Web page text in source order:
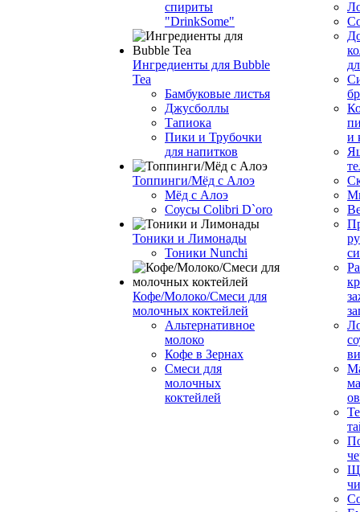
спириты
"DrinkSome"
Ингредиенты для Bubble
Tea
Бамбуковые листья
Джусболлы
Тапиока
Пики и Трубочки
для напитков
Топпинги/Мёд с Алоэ
Мёд с Алоэ
Соусы Colibri D`oro
Тоники и Лимонады
Тоники Nunchi
Кофе/Молоко/Смеси для
молочных коктейлей
Альтернативное
молоко
Кофе в Зернах
Смеси для
молочных
коктейлей
и